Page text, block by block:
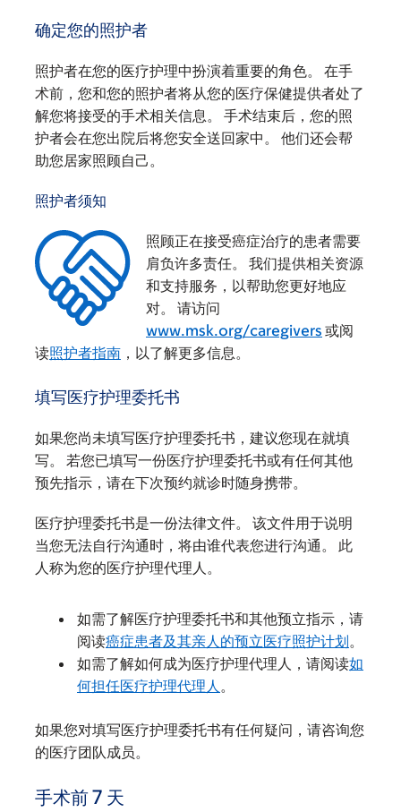
确定您的照护者
照护者在您的医疗护理中扮演着重要的角色。 在手
术前，您和您的照护者将从您的医疗保健提供者处了
解您将接受的手术相关信息。 手术结束后，您的照
护者会在您出院后将您安全送回家中。 他们还会帮
助您居家照顾自己。
照护者须知
照顾正在接受癌症治疗的患者需要
肩负许多责任。 我们提供相关资源
和支持服务，以帮助您更好地应
对。 请访问
www.msk.org/caregivers 或阅
读照护者指南 ，以了解更多信息。
填写医疗护理委托书
如果您尚未填写医疗护理委托书，建议您现在就填
写。 若您已填写一份医疗护理委托书或有任何其他
预先指示，请在下次预约就诊时随身携带。
医疗护理委托书是一份法律文件。 该文件用于说明
当您无法自行沟通时，将由谁代表您进行沟通。 此
人称为您的医疗护理代理人。
如需了解医疗护理委托书和其他预立指示，请
阅读癌症患者及其亲人的预立医疗照护计划。
如需了解如何成为医疗护理代理人，请阅读如
何担任医疗护理代理人。
如果您对填写医疗护理委托书有任何疑问，请咨询您
的医疗团队成员。
手术前 7 天